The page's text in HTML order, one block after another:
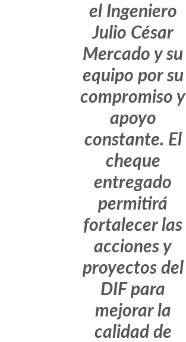
el Ingeniero
Julio César
Mercado y su
equipo por su
compromiso y
apoyo
constante. El
cheque
entregado
permitirá
fortalecer las
acciones y
proyectos del
DIF para
mejorar la
calidad de